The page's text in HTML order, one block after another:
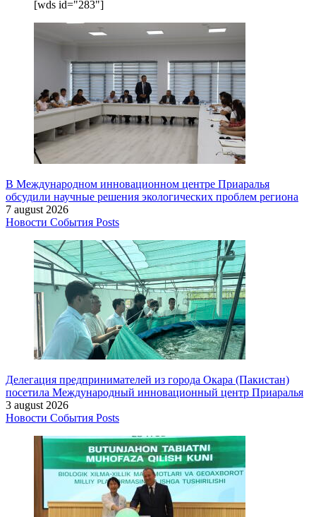
[wds id="283"]
В Международном инновационном центре Приаралья
обсудили научные решения экологических проблем региона
7 august 2026
Новости События Posts
Делегация предпринимателей из города Окара (Пакистан)
посетила Международный инновационный центр Приаралья
3 august 2026
Новости События Posts